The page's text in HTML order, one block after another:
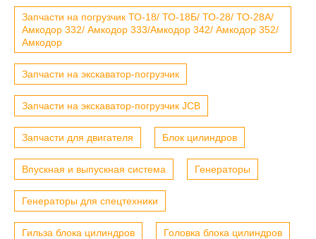
Запчасти на погрузчик ТО-18/ ТО-18Б/ ТО-28/ ТО-28А/
Амкодор 332/ Амкодор 333/Амкодор 342/ Амкодор 352/
Амкодор
Запчасти на экскаватор-погрузчик
Запчасти на экскаватор-погрузчик JCB
Запчасти для двигателя Блок цилиндров
Впускная и выпускная система Генераторы
Генераторы для спецтехники
Гильза блока цилиндров Головка блока цилиндров